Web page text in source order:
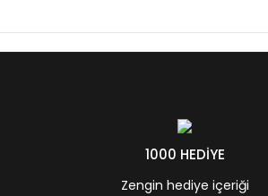
1000 HEDİYE
Zengin hediye içeriği